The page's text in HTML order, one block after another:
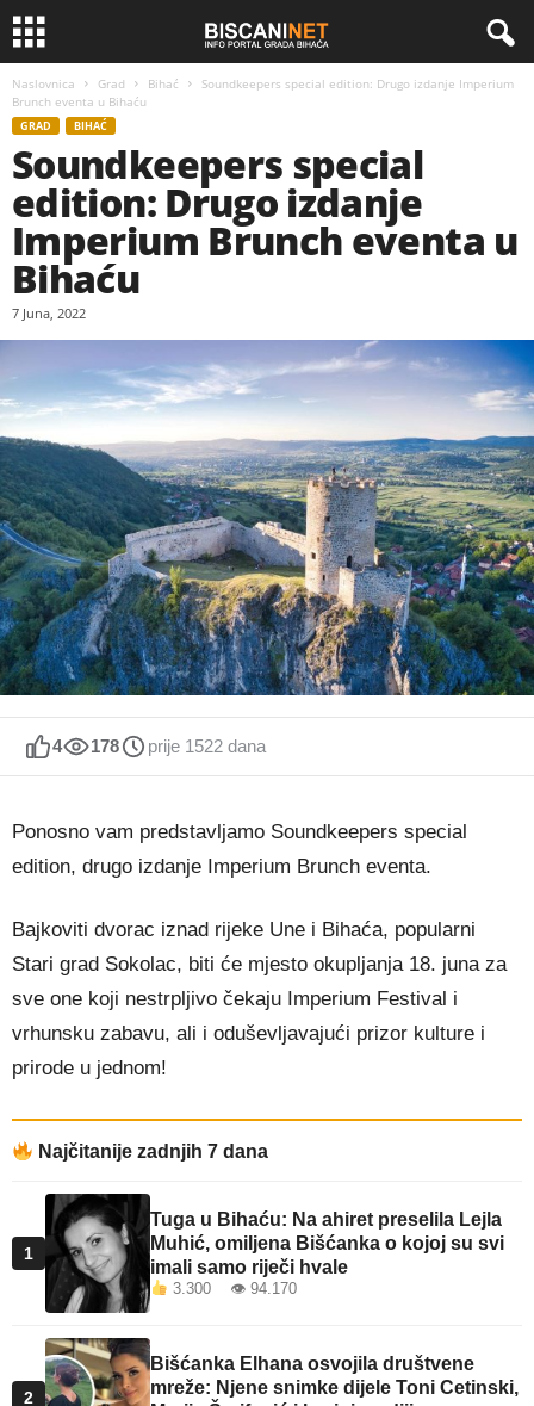
Naslovnica Grad Bihać
Soundkeepers special edition: Drugo izdanje Imperium
Brunch eventa u Bihaću
GRAD BIHAĆ
Soundkeepers special
edition: Drugo izdanje
Imperium Brunch eventa u
Bihaću
7 Juna, 2022
4 178 prije 1522 dana
Ponosno vam predstavljamo Soundkeepers special
edition, drugo izdanje Imperium Brunch eventa.
Bajkoviti dvorac iznad rijeke Une i Bihaća, popularni
Stari grad Sokolac, biti će mjesto okupljanja 18. juna za
sve one koji nestrpljivo čekaju Imperium Festival i
vrhunsku zabavu, ali i oduševljavajući prizor kulture i
prirode u jednom!
Najčitanije zadnjih 7 dana
1
Tuga u Bihaću: Na ahiret preselila Lejla
Muhić, omiljena Bišćanka o kojoj su svi
imali samo riječi hvale
3.300 👁 94.170
2
Bišćanka Elhana osvojila društvene
mreže: Njene snimke dijele Toni Cetinski,